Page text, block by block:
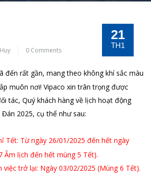
21
TH1
0 Comments
đến rất gần, mang theo không khí sắc màu
muôn nơi! Vipaco xin trân trọng được
tác, Quý khách hàng về lịch hoạt động
2025, cụ thể như sau:
Tết: Từ ngày 26/01/2025 đến hết ngày
Âm lịch đến hết mùng 5 Tết).
việc trở lại: Ngày 03/02/2025 (Mùng 6 Tết).